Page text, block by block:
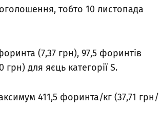
тобто 10 листопада
(7,37 грн), 97,5 форинтів
грн) для яєць категорії S.
411,5 форинта/кг (37,71 грн/